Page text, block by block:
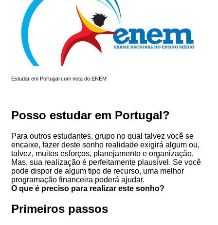
Estudar em Portugal com nota do ENEM
Posso estudar em Portugal?
Para outros estudantes, grupo no qual talvez você se
encaixe, fazer deste sonho realidade exigirá algum ou,
talvez, muitos esforços, planejamento e organização.
Mas, sua realização é perfeitamente plausível. Se você
pode dispor de algum tipo de recurso, uma melhor
programação financeira poderá ajudar.
O que é preciso para realizar este sonho?
Primeiros passos